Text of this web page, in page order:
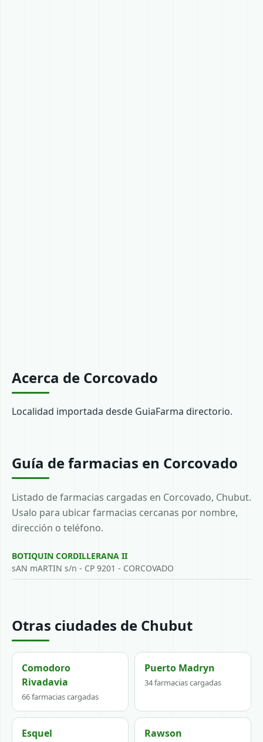
Acerca de Corcovado
Localidad importada desde GuiaFarma directorio.
Guía de farmacias en Corcovado
Listado de farmacias cargadas en Corcovado, Chubut.
Usalo para ubicar farmacias cercanas por nombre,
dirección o teléfono.
BOTIQUIN CORDILLERANA II
sAN mARTIN s/n - CP 9201 - CORCOVADO
Otras ciudades de Chubut
Comodoro
Rivadavia
66 farmacias cargadas
Puerto Madryn
34 farmacias cargadas
Esquel Rawson